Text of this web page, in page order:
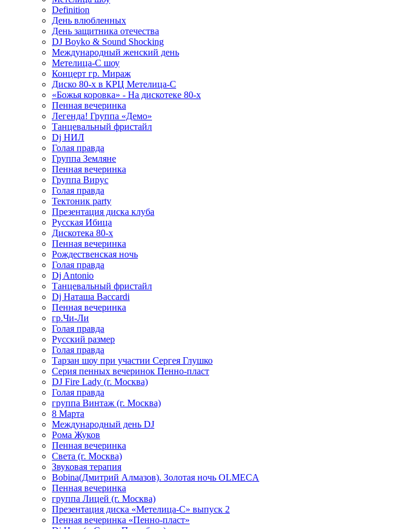
Definition
День влюбленных
День защитника отечества
DJ Boyko & Sound Shocking
Международный женский день
Метелица-С шоу
Концерт гр. Мираж
Диско 80-х в КРЦ Метелица-С
«Божья коровка» - На дискотеке 80-х
Пенная вечеринка
Легенда! Группа «Демо»
Танцевальный фристайл
Dj НИЛ
Голая правда
Группа Земляне
Пенная вечеринка
Группа Вирус
Голая правда
Тектоник party
Презентация диска клуба
Русская Ибица
Дискотека 80-х
Пенная вечеринка
Рождественская ночь
Голая правда
Dj Antonio
Танцевальный фристайл
Dj Наташа Baccardi
Пенная вечеринка
гр.Чи-Ли
Голая правда
Русский размер
Голая правда
Тарзан шоу при участии Сергея Глушко
Серия пенных вечеринок Пенно-пласт
DJ Fire Lady (г. Москва)
Голая правда
группа Винтаж (г. Москва)
8 Марта
Международный день DJ
Рома Жуков
Пенная вечеринка
Света (г. Москва)
Звуковая терапия
Bobina(Дмитрий Алмазов). Золотая ночь OLMECA
Пенная вечеринка
группа Лицей (г. Москва)
Презентация диска «Метелица-С» выпуск 2
Пенная вечеринка «Пенно-пласт»